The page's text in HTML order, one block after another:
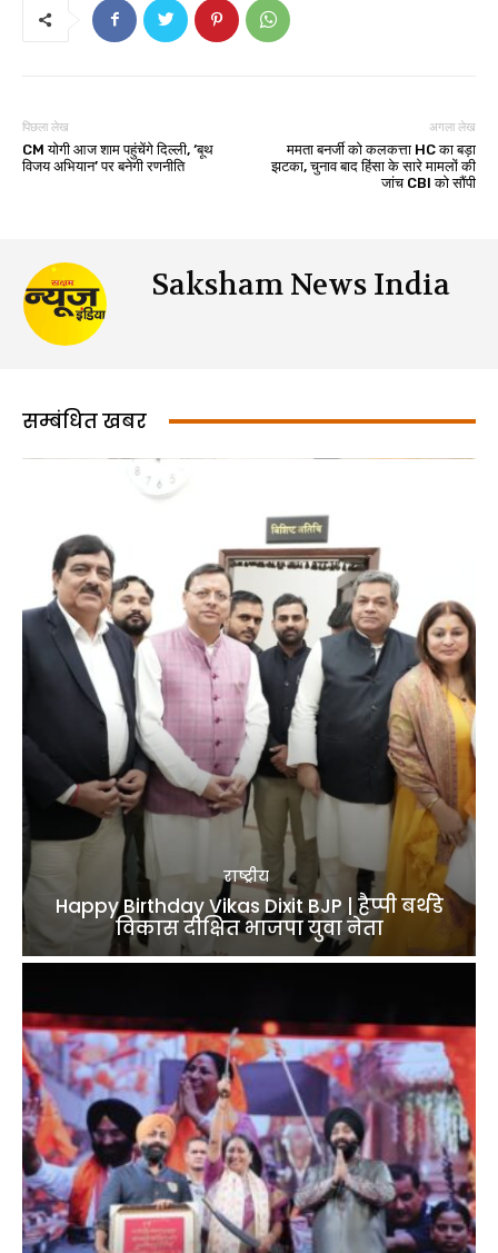
पिछला लेख
CM योगी आज शाम पहुंचेंगे दिल्ली, ‘बूथ
विजय अभियान’ पर बनेगी रणनीति
अगला लेख
ममता बनर्जी को कलकत्ता HC का बड़ा
झटका, चुनाव बाद हिंसा के सारे मामलों की
जांच CBI को सौंपी
Saksham News India
सम्बंधित खबर
राष्ट्रीय
Happy Birthday Vikas Dixit BJP | हैप्पी बर्थडे
विकास दीक्षित भाजपा युवा नेता